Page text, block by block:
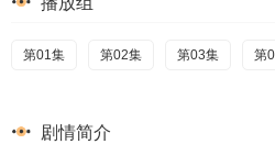
第01集 第02集 第03集 第
剧情简介